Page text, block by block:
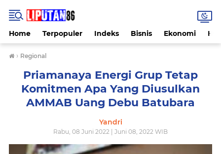
Home Terpopuler Indeks Bisnis Ekonomi
› Regional
Priamanaya Energi Grup Tetap
Komitmen Apa Yang Diusulkan
AMMAB Uang Debu Batubara
Yandri
Rabu, 08 Juni 2022 | Juni 08, 2022 WIB